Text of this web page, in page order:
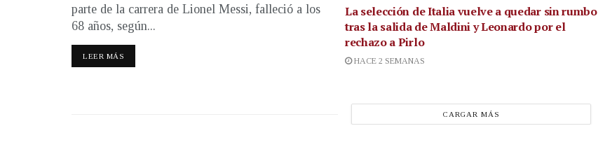
parte de la carrera de Lionel Messi, falleció a los
68 años, según...
LEER MÁS
La selección de Italia vuelve a quedar sin rumbo
tras la salida de Maldini y Leonardo por el
rechazo a Pirlo
HACE 2 SEMANAS
CARGAR MÁS